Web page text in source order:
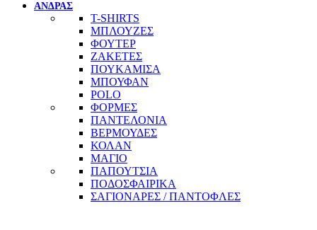
ΑΝΔΡΑΣ
T-SHIRTS
ΜΠΛΟΥΖΕΣ
ΦΟΥΤΕΡ
ΖΑΚΕΤΕΣ
ΠΟΥΚΑΜΙΣΑ
ΜΠΟΥΦΑΝ
POLO
ΦΟΡΜΕΣ
ΠΑΝΤΕΛΟΝΙΑ
ΒΕΡΜΟΥΔΕΣ
ΚΟΛΑΝ
ΜΑΓΙΟ
ΠΑΠΟΥΤΣΙΑ
ΠΟΔΟΣΦΑΙΡΙΚΑ
ΣΑΓΙΟΝΑΡΕΣ / ΠΑΝΤΟΦΛΕΣ